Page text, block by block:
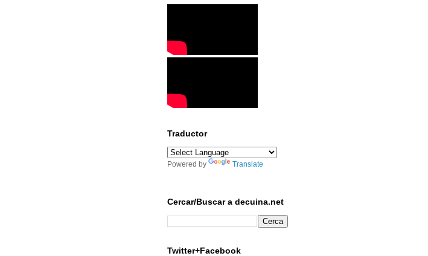
Traductor
Powered by Translate
Cercar/Buscar a decuina.net
Twitter+Facebook